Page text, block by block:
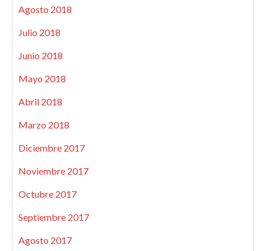
Agosto 2018
Julio 2018
Junio 2018
Mayo 2018
Abril 2018
Marzo 2018
Diciembre 2017
Noviembre 2017
Octubre 2017
Septiembre 2017
Agosto 2017